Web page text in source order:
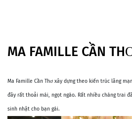
MA FAMILLE CẦN
Ma Famille Cần Thơ xây dựng theo kiến trúc lãng
đây rất thoải mái, ngọt ngào. Rất nhiều chàng trai
sinh nhật cho bạn gái.